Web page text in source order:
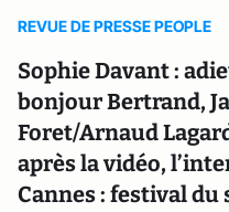
REVUE DE PRESSE PEOPLE
Sophie Davant :
bonjour Bertrand,
Foret/Arnaud
après la vidéo,
Cannes : festival du